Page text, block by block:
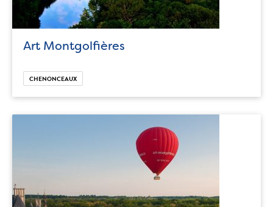
Art Montgolfières
CHENONCEAUX